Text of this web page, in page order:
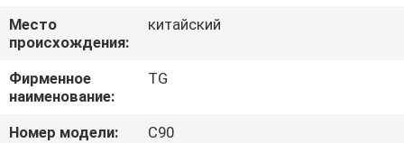
НАС
ПУТЕШЕСТВИЕ
ФАБРИКИ
Место
происхождения:
китайский
Фирменное
наименование:
TG
Номер модели:
C90